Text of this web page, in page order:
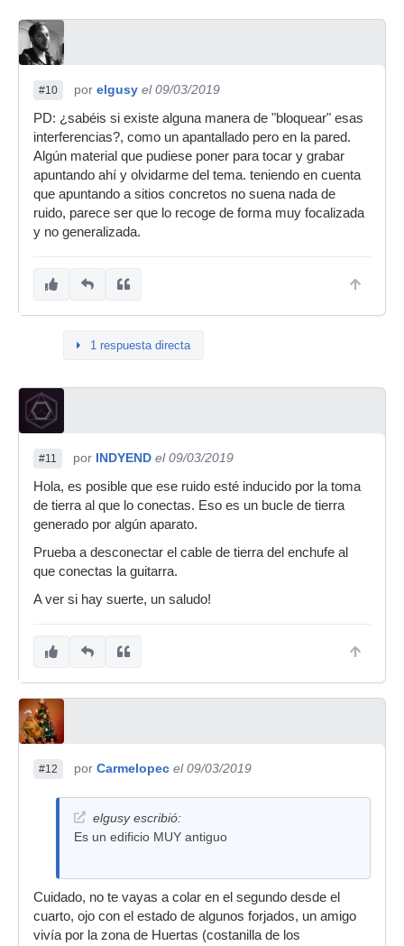
#10 por elgusy el 09/03/2019
PD: ¿sabéis si existe alguna manera de "bloquear" esas
interferencias?, como un apantallado pero en la pared.
Algún material que pudiese poner para tocar y grabar
apuntando ahí y olvidarme del tema. teniendo en cuenta
que apuntando a sitios concretos no suena nada de
ruido, parece ser que lo recoge de forma muy focalizada
y no generalizada.
1 respuesta directa
#11 por INDYEND el 09/03/2019
Hola, es posible que ese ruido esté inducido por la toma
de tierra al que lo conectas. Eso es un bucle de tierra
generado por algún aparato.
Prueba a desconectar el cable de tierra del enchufe al
que conectas la guitarra.
A ver si hay suerte, un saludo!
#12 por Carmelopec el 09/03/2019
elgusy escribió:
Es un edificio MUY antiguo
Cuidado, no te vayas a colar en el segundo desde el
cuarto, ojo con el estado de algunos forjados, un amigo
vivía por la zona de Huertas (costanilla de los